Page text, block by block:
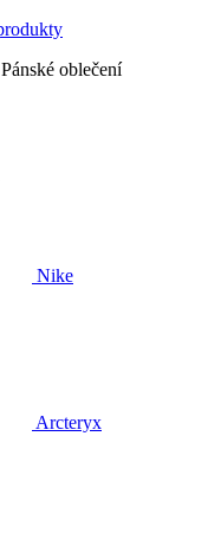
Pánské oblečení
Nike
Arcteryx